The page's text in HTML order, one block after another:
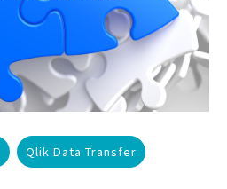
Qlik Data Transfer